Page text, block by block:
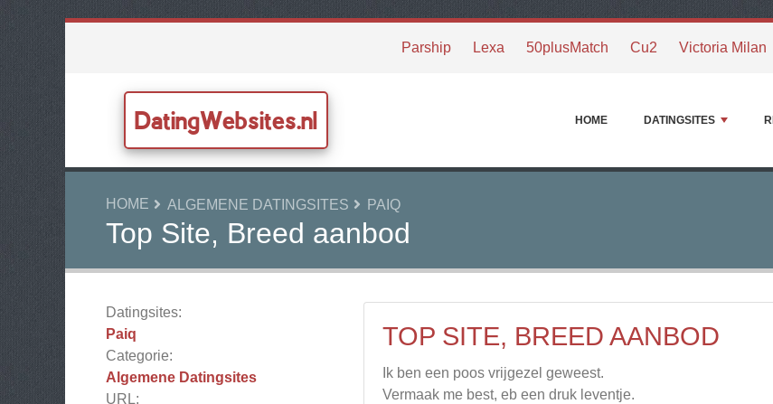
Parship Lexa 50plusMatch Cu2 Victoria Milan
DatingWebsites.nl HOME DATINGSITES
HOME ALGEMENE DATINGSITES PAIQ
Top Site, Breed aanbod
Datingsites:
Paiq
Categorie:
Algemene Datingsites
URL:
TOP SITE, BREED AANBOD
Ik ben een poos vrijgezel geweest.
Vermaak me best, eb een druk leventje.